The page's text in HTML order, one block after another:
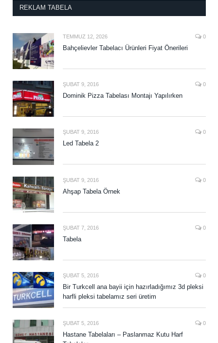
REKLAM TABELA
TEMMUZ 12, 2026 0
Bahçelievler Tabelacı Ürünleri Fiyat Önerileri
ŞUBAT 9, 2016 0
Dominik Pizza Tabelası Montajı Yapılırken
ŞUBAT 9, 2016 0
Led Tabela 2
ŞUBAT 9, 2016 0
Ahşap Tabela Örnek
ŞUBAT 7, 2016 0
Tabela
ŞUBAT 5, 2016 0
Bir Turkcell ana bayii için hazırladığımız 3d pleksi
harfli pleksi tabelamız seri üretim
ŞUBAT 5, 2016 0
Hastane Tabelaları – Paslanmaz Kutu Harf